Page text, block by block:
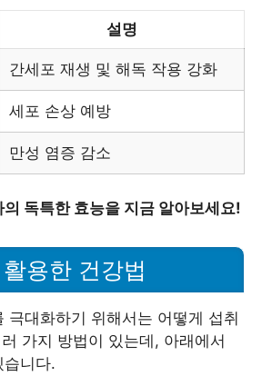
설명
간세포 재생 및 해독 작용 강화
세포 손상 예방
만성 염증 감소
독특한 효능을 지금 알아보세요!
용한 건강법
극대화하기 위해서는 어떻게 섭취
가지 방법이 있는데, 아래에서
습니다.